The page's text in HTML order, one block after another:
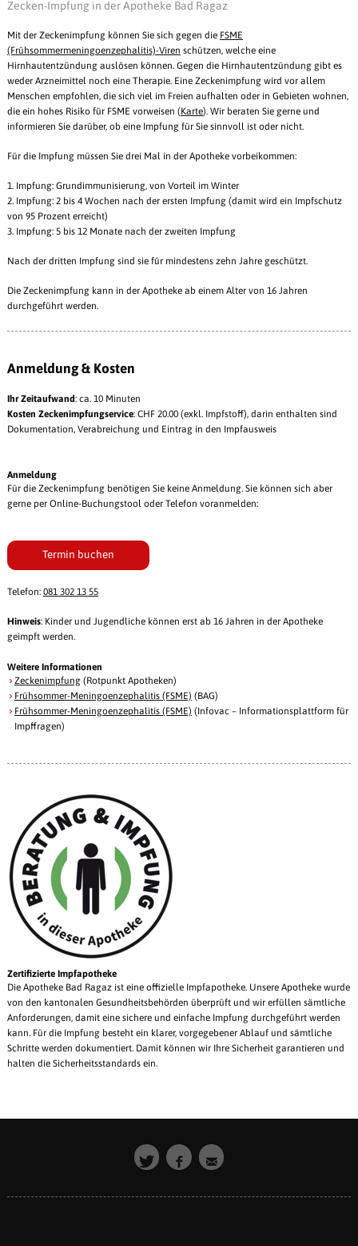
Zecken-Impfung in der Apotheke Bad Ragaz
Mit der Zeckenimpfung können Sie sich gegen die FSME
(Frühsommermeningoenzephalitis)-Viren schützen, welche eine
Hirnhautentzündung auslösen können. Gegen die Hirnhautentzündung gibt es
weder Arzneimittel noch eine Therapie. Eine Zeckenimpfung wird vor allem
Menschen empfohlen, die sich viel im Freien aufhalten oder in Gebieten wohnen,
die ein hohes Risiko für FSME vorweisen (Karte). Wir beraten Sie gerne und
informieren Sie darüber, ob eine Impfung für Sie sinnvoll ist oder nicht.
Für die Impfung müssen Sie drei Mal in der Apotheke vorbeikommen:
1. Impfung: Grundimmunisierung, von Vorteil im Winter
2. Impfung: 2 bis 4 Wochen nach der ersten Impfung (damit wird ein Impfschutz
von 95 Prozent erreicht)
3. Impfung: 5 bis 12 Monate nach der zweiten Impfung
Nach der dritten Impfung sind sie für mindestens zehn Jahre geschützt.
Die Zeckenimpfung kann in der Apotheke ab einem Alter von 16 Jahren
durchgeführt werden.
Anmeldung & Kosten
Ihr Zeitaufwand: ca. 10 Minuten
Kosten Zeckenimpfungservice: CHF 20.00 (exkl. Impfstoff), darin enthalten sind
Dokumentation, Verabreichung und Eintrag in den Impfausweis
Anmeldung
Für die Zeckenimpfung benötigen Sie keine Anmeldung. Sie können sich aber
gerne per Online-Buchungstool oder Telefon voranmelden:
Termin buchen
Telefon: 081 302 13 55
Hinweis: Kinder und Jugendliche können erst ab 16 Jahren in der Apotheke
geimpft werden.
Weitere Informationen
Zeckenimpfung (Rotpunkt Apotheken)
Frühsommer-Meningoenzephalitis (FSME) (BAG)
Frühsommer-Meningoenzephalitis (FSME) (Infovac – Informationsplattform für
Impffragen)
Zertifizierte Impfapotheke
Die Apotheke Bad Ragaz ist eine offizielle Impfapotheke. Unsere Apotheke wurde
von den kantonalen Gesundheitsbehörden überprüft und wir erfüllen sämtliche
Anforderungen, damit eine sichere und einfache Impfung durchgeführt werden
kann. Für die Impfung besteht ein klarer, vorgegebener Ablauf und sämtliche
Schritte werden dokumentiert. Damit können wir Ihre Sicherheit garantieren und
halten die Sicherheitsstandards ein.